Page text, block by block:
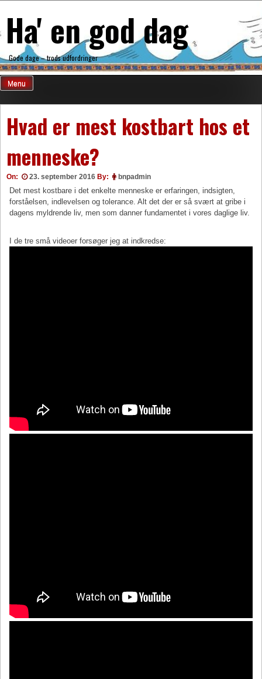
content
Ha' en god dag
Gode dage – trods udfordringer
Menu
Hvad er mest kostbart hos et
menneske?
On: 23. september 2016 By: bnpadmin
Det mest kostbare i det enkelte menneske er erfaringen, indsigten,
forståelsen, indlevelsen og tolerance. Alt det der er så svært at gribe i
dagens myldrende liv, men som danner fundamentet i vores daglige liv.
I de tre små videoer forsøger jeg at indkredse: